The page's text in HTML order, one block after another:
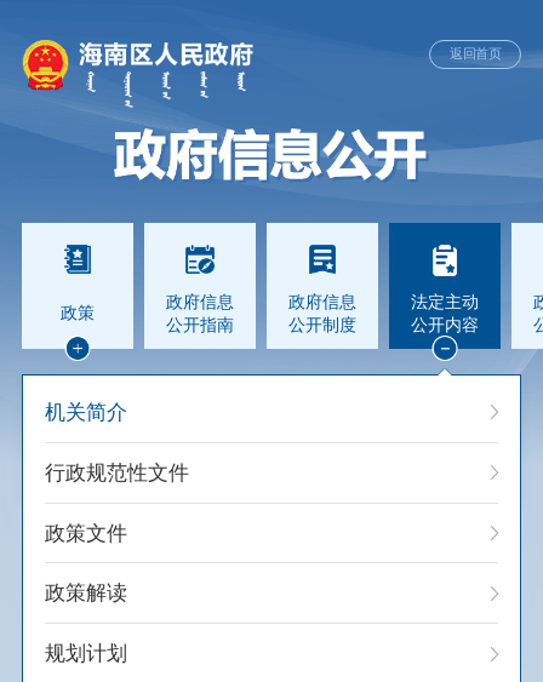
返回首页
政策
政府信息
公开指南
政府信息
公开制度
法定主动
公开内容
机关简介
行政规范性文件
政策文件
政策解读
规划计划
领导简介